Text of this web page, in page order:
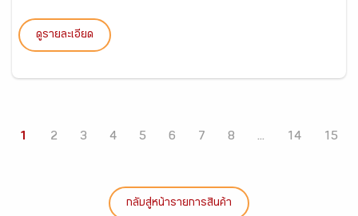
ดูรายละเอียด
1 2 3 4 5 6 7 8 ... 14 15
กลับสู่หน้ารายการสินค้า